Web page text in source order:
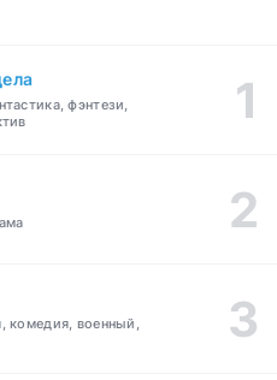
фэнтези,
комедия, военный,